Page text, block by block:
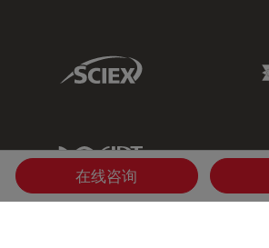
Sciex Link
IDT Link
在线咨询